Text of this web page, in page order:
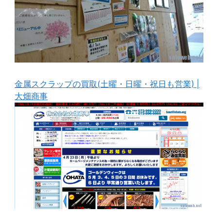
金属スクラップの買取(土曜・日曜・祝日も営業) |
大畑商事